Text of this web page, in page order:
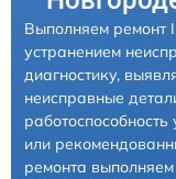
Выполняем ремонт
устранением
диагностику,
неисправные
или
ремонта